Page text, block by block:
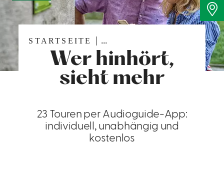
STARTSEITE ...
Wer hinhört,
sieht mehr
23 Touren per Audioguide-App:
individuell, unabhängig und
kostenlos